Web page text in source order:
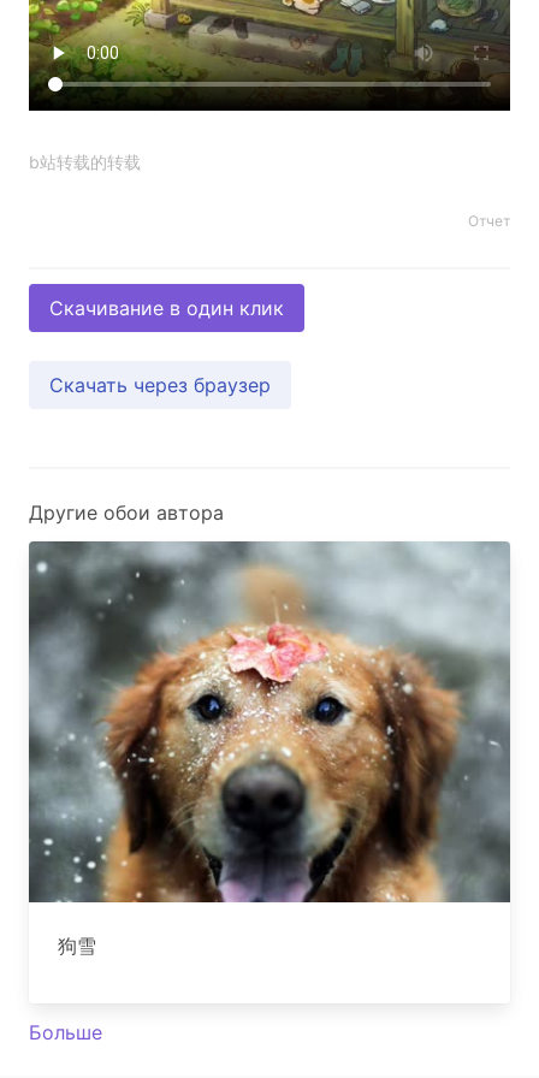
b站转载的转载
Отчет
Скачивание в один клик
Скачать через браузер
Другие обои автора
狗雪
Больше